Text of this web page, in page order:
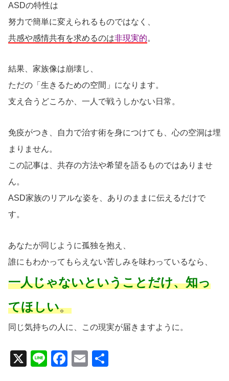
ASDの特性は
努力で簡単に変えられるものではなく、
共感や感情共有を求めるのは非現実的。
結果、家族像は崩壊し、
ただの「生きるための空間」になります。
支え合うどころか、一人で戦うしかない日常。
免疫がつき、自力で治す術を身につけても、心の空洞は埋
まりません。
この記事は、共存の方法や希望を語るものではありませ
ん。
ASD家族のリアルな姿を、ありのままに伝えるだけで
す。
あなたが同じように孤独を抱え、
誰にもわかってもらえない苦しみを味わっているなら、
一人じゃないということだけ、知っ
てほしい。
同じ気持ちの人に、この現実が届きますように。
X
Li
F
E